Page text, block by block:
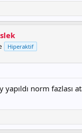
Hiperaktif
yapıldı norm fazlası